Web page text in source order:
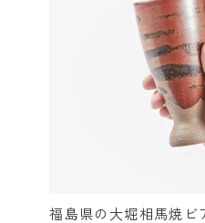
福島県の大堀相馬焼